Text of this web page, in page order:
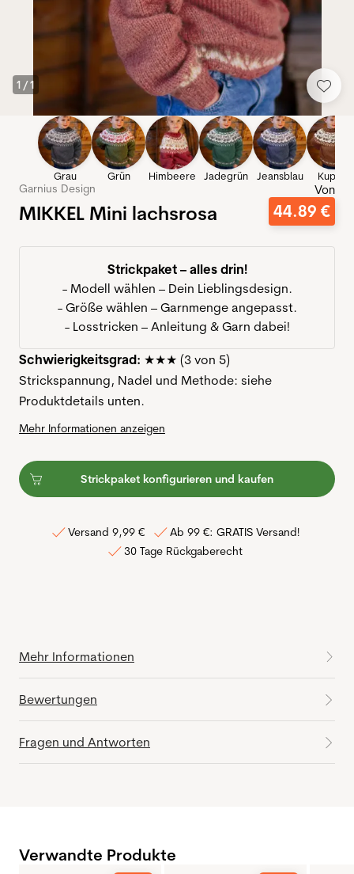
1 /1
Grau Grün Himbeere Jadegrün Jeansblau Kupfer
Garnius Design
MIKKEL Mini lachsrosa
Von
44.89 €
Strickpaket – alles drin!
- Modell wählen – Dein Lieblingsdesign.
- Größe wählen – Garnmenge angepasst.
- Losstricken – Anleitung & Garn dabei!
Schwierigkeitsgrad: ★★★ (3 von 5)
Strickspannung, Nadel und Methode: siehe
Produktdetails unten.
Mehr Informationen anzeigen
Strickpaket konfigurieren und kaufen
Versand 9,99 €
Ab 99 €: GRATIS Versand!
30 Tage Rückgaberecht
Mehr Informationen
Bewertungen
Fragen und Antworten
Verwandte Produkte